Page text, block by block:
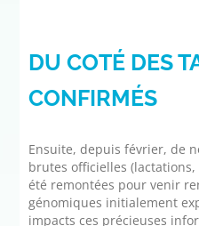
DU COTÉ DES
CONFIRMÉS
Ensuite, depuis février, de
brutes officielles
été remontées pour venir
génomiques initialement
impacts ces précieuses